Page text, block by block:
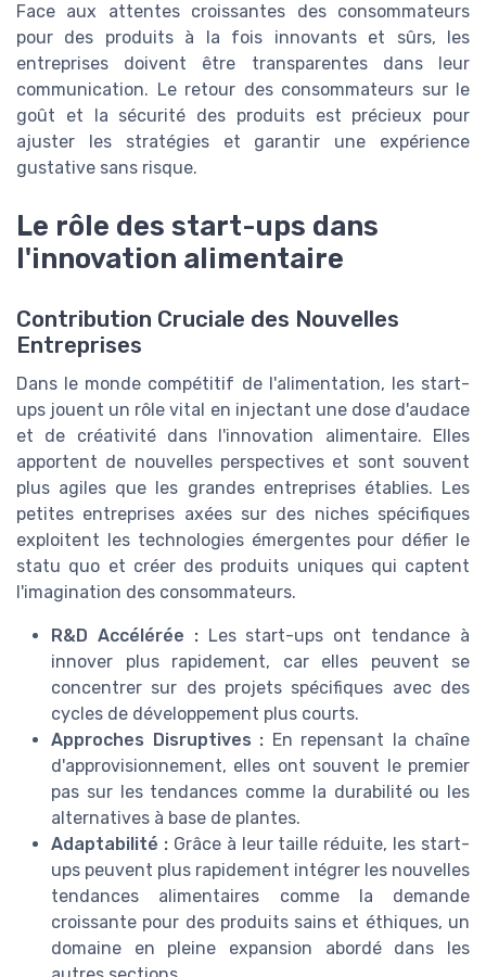
Face aux attentes croissantes des consommateurs
pour des produits à la fois innovants et sûrs, les
entreprises doivent être transparentes dans leur
communication. Le retour des consommateurs sur le
goût et la sécurité des produits est précieux pour
ajuster les stratégies et garantir une expérience
gustative sans risque.
Le rôle des start-ups dans
l'innovation alimentaire
Contribution Cruciale des Nouvelles
Entreprises
Dans le monde compétitif de l'alimentation, les start-
ups jouent un rôle vital en injectant une dose d'audace
et de créativité dans l'innovation alimentaire. Elles
apportent de nouvelles perspectives et sont souvent
plus agiles que les grandes entreprises établies. Les
petites entreprises axées sur des niches spécifiques
exploitent les technologies émergentes pour défier le
statu quo et créer des produits uniques qui captent
l'imagination des consommateurs.
R&D Accélérée :Les start-ups ont tendance à
innover plus rapidement, car elles peuvent se
concentrer sur des projets spécifiques avec des
cycles de développement plus courts.
Approches Disruptives : En repensant la chaîne
d'approvisionnement, elles ont souvent le premier
pas sur les tendances comme la durabilité ou les
alternatives à base de plantes.
Adaptabilité :Grâce à leur taille réduite, les start-
ups peuvent plus rapidement intégrer les nouvelles
tendances alimentaires comme la demande
croissante pour des produits sains et éthiques, un
domaine en pleine expansion abordé dans les